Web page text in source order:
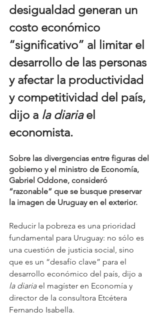
desigualdad generan un
costo económico
“significativo” al limitar el
desarrollo de las personas
y afectar la productividad
y competitividad del país,
dijo a la diaria el
economista.
Sobre las divergencias entre figuras del
gobierno y el ministro de Economía,
Gabriel Oddone, consideró
“razonable” que se busque preservar
la imagen de Uruguay en el exterior.
Reducir la pobreza es una prioridad
fundamental para Uruguay: no sólo es
una cuestión de justicia social, sino
que es un “desafío clave” para el
desarrollo económico del país, dijo a
la diaria el magíster en Economía y
director de la consultora Etcétera
Fernando Isabella.